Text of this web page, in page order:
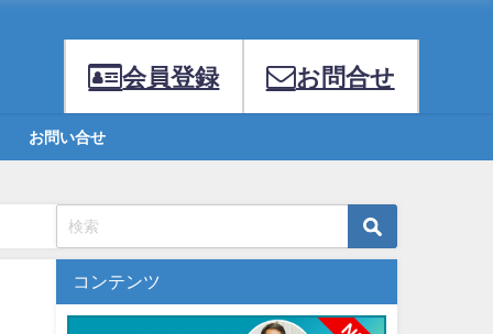
会員登録 お問合せ
お問い合せ
コンテンツ